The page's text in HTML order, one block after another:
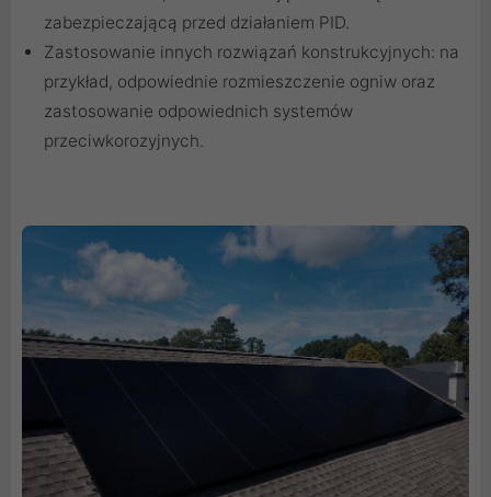
zabezpieczającą przed działaniem PID.
Zastosowanie innych rozwiązań konstrukcyjnych: na
przykład, odpowiednie rozmieszczenie ogniw oraz
zastosowanie odpowiednich systemów
przeciwkorozyjnych.